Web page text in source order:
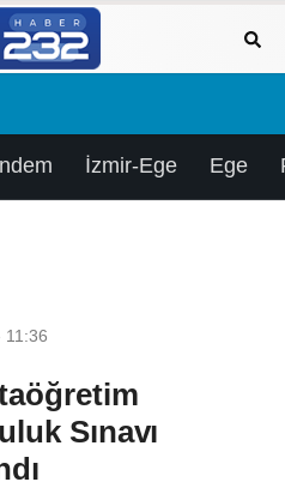
İzmir-Ege Ege
11:36
Sınavı